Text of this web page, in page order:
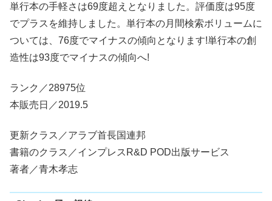
単行本の手軽さは69度超えとなりました。評価度は95度
でプラスを維持しました。単行本の月間検索ボリュームに
ついては、76度でマイナスの傾向となります!単行本の創
造性は93度でマイナスの傾向へ!
ランク／28975位
本販売日／2019.5
更新クラス／アラブ首長国連邦
書籍のクラス／インプレスR&D POD出版サービス
著者／青木孝志